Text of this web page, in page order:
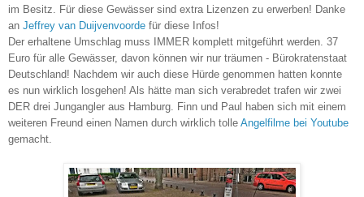
im Besitz. Für diese Gewässer sind extra Lizenzen zu erwerben! Danke
an Jeffrey van Duijvenvoorde für diese Infos!
Der erhaltene Umschlag muss IMMER komplett mitgeführt werden. 37
Euro für alle Gewässer, davon können wir nur träumen - Bürokratenstaat
Deutschland! Nachdem wir auch diese Hürde genommen hatten konnte
es nun wirklich losgehen! Als hätte man sich verabredet trafen wir zwei
DER drei Jungangler aus Hamburg. Finn und Paul haben sich mit einem
weiteren Freund einen Namen durch wirklich tolle Angelfilme bei Youtube
gemacht.